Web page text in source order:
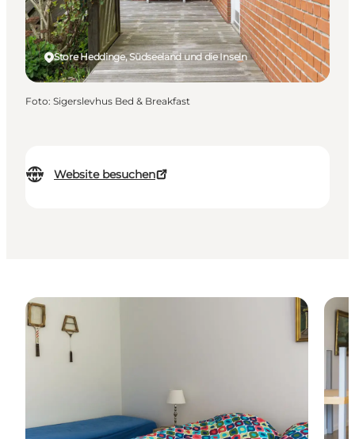
Website besuchen
Store Heddinge, Südseeland und die Inseln
Foto: Sigerslevhus Bed & Breakfast